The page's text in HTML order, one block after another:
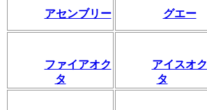
アセンブリー グエー
ファイアオク
タ
アイスオク
タ